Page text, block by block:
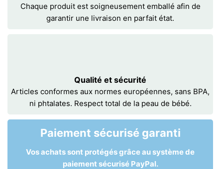
Chaque produit est soigneusement emballé afin de
garantir une livraison en parfait état.
Qualité et sécurité
Articles conformes aux normes européennes, sans BPA,
ni phtalates. Respect total de la peau de bébé.
Paiement sécurisé garanti
Vos achats sont protégés grâce au système de
paiement sécurisé PayPal.